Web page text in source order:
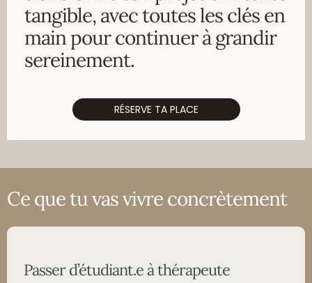
tangible, avec toutes les clés en
main pour continuer à grandir
sereinement.
RÉSERVE TA PLACE
Ce que tu vas vivre concrètement
Passer d’étudiant.e à thérapeute